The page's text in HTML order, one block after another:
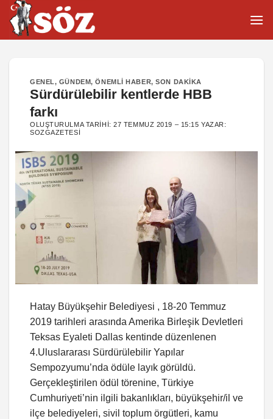
İçeriğe
atla
GENEL, GÜNDEM,ÖNEMLI HABER,SON DAKIKA
Sürdürülebilir kentlerde HBB
farkı
OLUŞTURULMA TARIHI:27 TEMMUZ 2019 – 15:15 YAZAR:
SOZGAZETESI
Hatay Büyükşehir Belediyesi , 18-20 Temmuz
2019 tarihleri arasında Amerika Birleşik Devletleri
Teksas Eyaleti Dallas kentinde düzenlenen
4.Uluslararası Sürdürülebilir Yapılar
Sempozyumu’nda ödüle layık görüldü.
Gerçekleştirilen ödül törenine, Türkiye
Cumhuriyeti’nin ilgili bakanlıkları, büyükşehir/il ve
ilçe belediyeleri, sivil toplum örgütleri, kamu